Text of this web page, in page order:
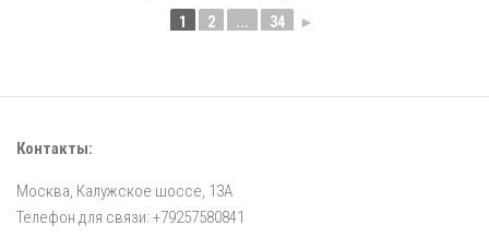
1 2 ... 34 ►
Контакты:
Москва, Калужское шоссе, 13А
Телефон для связи: +79257580841